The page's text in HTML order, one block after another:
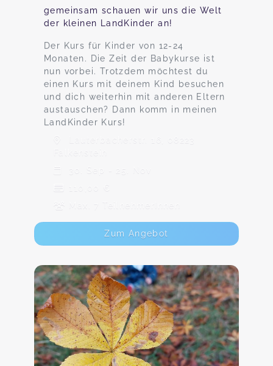
gemeinsam schauen wir uns die Welt
der kleinen LandKinder an!
Der Kurs für Kinder von 12-24
Monaten. Die Zeit der Babykurse ist
nun vorbei. Trotzdem möchtest du
einen Kurs mit deinem Kind besuchen
und dich weiterhin mit anderen Eltern
austauschen? Dann komm in meinen
LandKinder Kurs!
Lauterbacherstr. 16, 08223
Falkenstein
30. Sep - 25. Nov
110,00 €
Max. 7 TeilnehmerInnen
Zum Angebot